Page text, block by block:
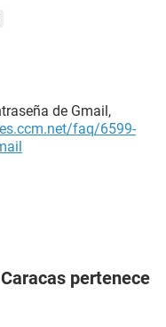
de Gmail,
faq/6599-
pertenece